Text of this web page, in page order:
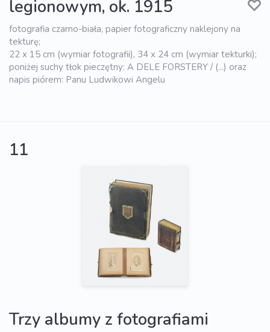
legionowym, ok. 1915
fotografia czarno-biała, papier fotograficzny naklejony na
tekturę;
22 x 15 cm (wymiar fotografii), 34 x 24 cm (wymiar tekturki);
poniżej suchy tłok pieczętny: A DELE FORSTERY / (...) oraz
napis piórem: Panu Ludwikowi Angelu
11
Trzy albumy z fotografiami